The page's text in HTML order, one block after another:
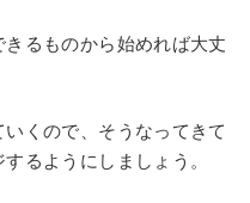
るものから始めれば大丈
くので、そうなってきて
るようにしましょう。